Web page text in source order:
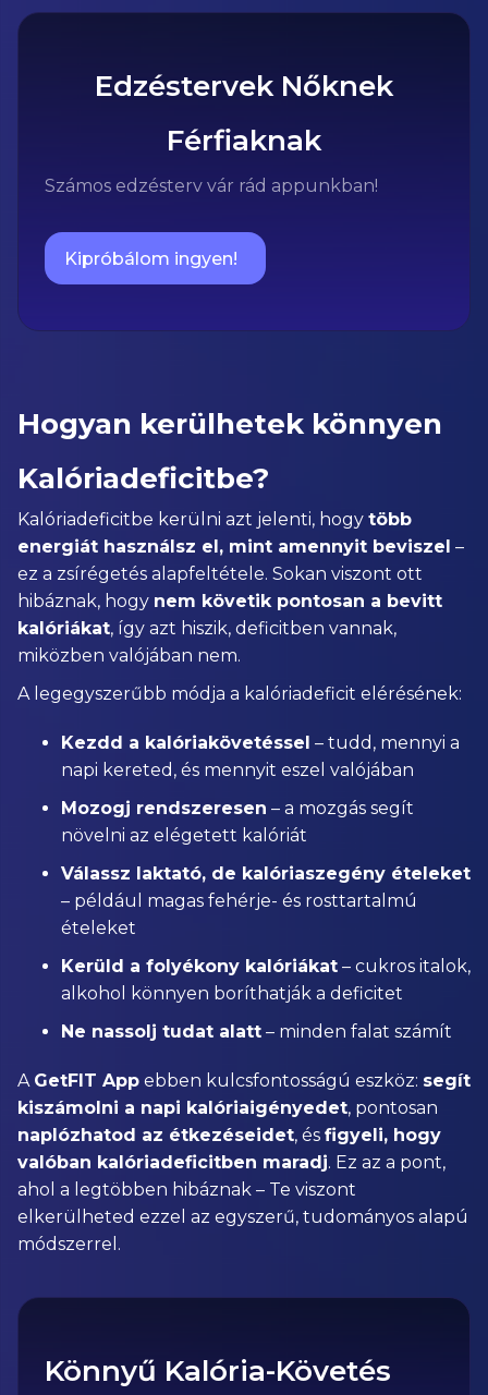
Edzéstervek Nőknek
Férfiaknak
Számos edzésterv vár rád appunkban!
Kipróbálom ingyen!
Hogyan kerülhetek könnyen
Kalóriadeficitbe?
Kalóriadeficitbe kerülni azt jelenti, hogy több
energiát használsz el, mint amennyit beviszel –
ez a zsírégetés alapfeltétele. Sokan viszont ott
hibáznak, hogy nem követik pontosan a bevitt
kalóriákat, így azt hiszik, deficitben vannak,
miközben valójában nem.
A legegyszerűbb módja a kalóriadeficit elérésének:
Kezdd a kalóriakövetéssel – tudd, mennyi a
napi kereted, és mennyit eszel valójában
Mozogj rendszeresen – a mozgás segít
növelni az elégetett kalóriát
Válassz laktató, de kalóriaszegény ételeket
– például magas fehérje- és rosttartalmú
ételeket
Kerüld a folyékony kalóriákat – cukros italok,
alkohol könnyen boríthatják a deficitet
Ne nassolj tudat alatt – minden falat számít
A GetFIT App ebben kulcsfontosságú eszköz: segít
kiszámolni a napi kalóriaigényedet, pontosan
naplózhatod az étkezéseidet, és figyeli, hogy
valóban kalóriadeficitben maradj. Ez az a pont,
ahol a legtöbben hibáznak – Te viszont
elkerülheted ezzel az egyszerű, tudományos alapú
módszerrel.
Könnyű Kalória-Követés